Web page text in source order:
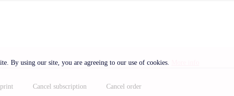
Cancel subscription Cancel order
By using our site, you are agreeing to our use of cookies.